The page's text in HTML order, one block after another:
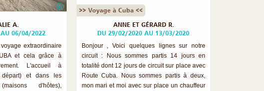
©
A.
06/04/2022
extraordinaire
et cela grâce à
L'accueil à
départ) et dans les
d'hôtes),
>> Voyage à Cuba <<
ANNE ET GÉRARD R.
DU 29/02/2020 AU 13/03/2020
Bonjour , Voici quelques lignes sur notre
circuit : Nous sommes partis 14 jours en
totalité dont 12 jours de circuit sur place avec
Route Cuba. Nous sommes partis à deux,
mon mari et moi avec sur place un chauffeur